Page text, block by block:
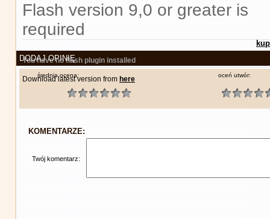
Flash version 9,0 or greater is
required
You have no flash plugin installed
Download latest version from here
DODAJ OPINIĘ
średnia ocena: oceń utwór:
KOMENTARZE:
Twój komentarz: